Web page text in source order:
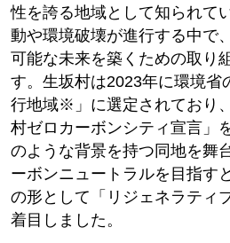
性を誇る地域として知られて
動や環境破壊が進行する中で
可能な未来を築くための取り
す。生坂村は2023年に環境省
行地域※」に選定されており
村ゼロカーボンシティ宣言」
のような背景を持つ同地を舞
ーボンニュートラルを目指す
の形として「リジェネラティ
着目しました。